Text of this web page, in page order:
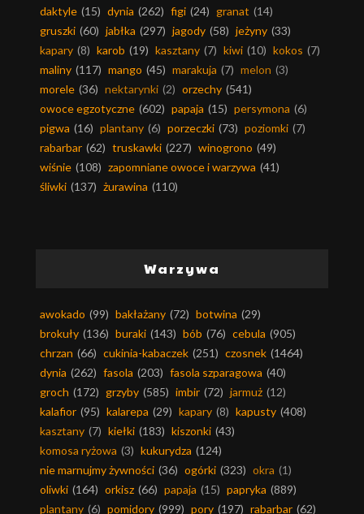
daktyle (15) dynia (262) figi (24) granat (14)
gruszki (60) jabłka (297) jagody (58) jeżyny (33)
kapary (8) karob (19) kasztany (7) kiwi (10) kokos (7)
maliny (117) mango (45) marakuja (7) melon (3)
morele (36) nektarynki (2) orzechy (541)
owoce egzotyczne (602) papaja (15) persymona (6)
pigwa (16) plantany (6) porzeczki (73) poziomki (7)
rabarbar (62) truskawki (227) winogrono (49)
wiśnie (108) zapomniane owoce i warzywa (41)
śliwki (137) żurawina (110)
Warzywa
awokado (99) bakłażany (72) botwina (29)
brokuły (136) buraki (143) bób (76) cebula (905)
chrzan (66) cukinia-kabaczek (251) czosnek (1464)
dynia (262) fasola (203) fasola szparagowa (40)
groch (172) grzyby (585) imbir (72) jarmuż (12)
kalafior (95) kalarepa (29) kapary (8) kapusty (408)
kasztany (7) kiełki (183) kiszonki (43)
komosa ryżowa (3) kukurydza (124)
nie marnujmy żywności (36) ogórki (323) okra (1)
oliwki (164) orkisz (66) papaja (15) papryka (889)
plantany (6) pomidory (999) pory (197) rabarbar (62)